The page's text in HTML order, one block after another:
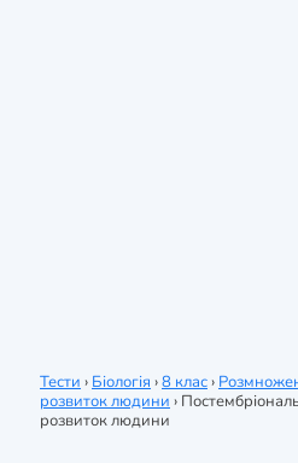
Тести › Біологія ›8 клас›
розвиток людини ›
розвиток людини